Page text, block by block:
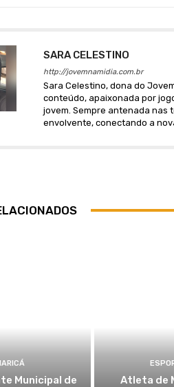
SARA CELESTINO
http://jovemnamidia.com.br
Sara Celestino, dona do
conteúdo, apaixonada por
jovem. Sempre antenada nas
envolvente, conectando a
Municipal de
Atleta de